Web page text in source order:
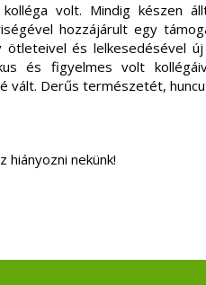
volt. Mindig készen
hozzájárult egy
ötleteivel és lelkesedésével
és figyelmes volt
vált. Derűs természetét,
hiányozni nekünk!